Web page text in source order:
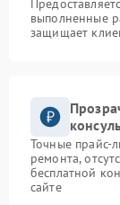
выполненные
защищает
Точные прайс-
ремонта,
бесплатной
сайте